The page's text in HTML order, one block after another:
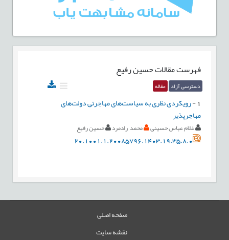
فهرست مقالاتحسین رفیع
دسترسی آزاد مقاله
-رویکردی نظری به سیاست‌های مهاجرتی دولت‌های
مهاجرپذیر
غلام عباس حسینی محمد رادمرد حسین رفیع
20.1001.1.20085796.1403.19.35.8.0
صفحه اصلی
نقشه سایت